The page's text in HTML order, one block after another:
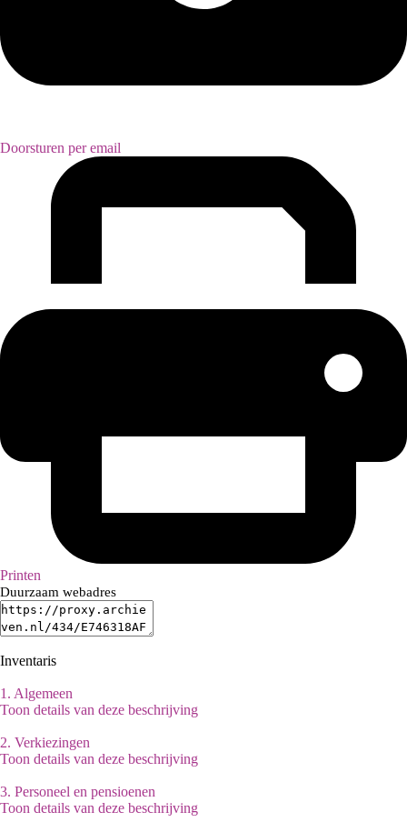
Doorsturen per email
Printen
Duurzaam webadres
Inventaris
1. Algemeen
Toon details van deze beschrijving
2. Verkiezingen
Toon details van deze beschrijving
3. Personeel en pensioenen
Toon details van deze beschrijving